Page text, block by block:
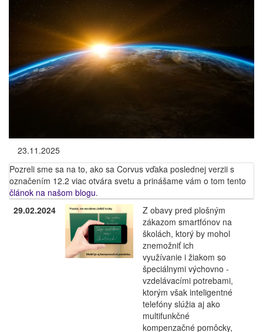
23.11.2025
Pozreli sme sa na to, ako sa Corvus vďaka poslednej verzii s
označením 12.2 viac otvára svetu a prinášame vám o tom tento
článok na našom blogu.
29.02.2024
Z obavy pred plošným
zákazom smartfónov na
školách, ktorý by mohol
znemožniť ich
využívanie i žiakom so
špeciálnymi výchovno -
vzdelávacími potrebami,
ktorým však inteligentné
telefóny slúžia aj ako
multifunkčné
kompenzačné pomôcky,